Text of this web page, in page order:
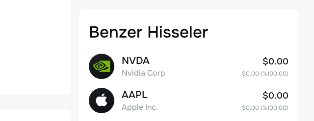
Benzer Hisseler
NVDA
Nvidia Corp
$0.00
$0.00(%100.00)
AAPL
Apple Inc.
$0.00
$0.00(%100.00)